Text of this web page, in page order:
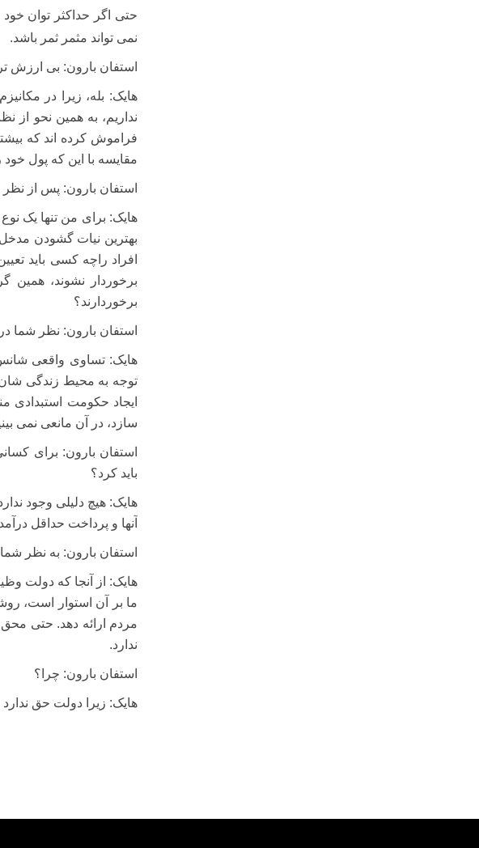
حتی اگر حداکثر توان
نمی تواند مثمر ثمر باشد.
استفان بارون: بی ارزش
هایک: بله، زیرا در
نداریم، به همین نحو از
فراموش کرده اند که
مقایسه با این که پول خود
استفان بارون: پس از
هایک: برای من تنها یک
بهترین نیات گشودن
افراد راچه کسی باید
برخوردار نشوند،
برخوردارند؟
استفان بارون: نظر شما
هایک: تساوی واقعی شانس
توجه به محیط زندگی شان
ایجاد حکومت استبدادی
سازد، در آن مانعی نمی
استفان بارون: برای
باید کرد؟
هایک: هیچ دلیلی وجود
آنها و پرداخت حداقل
استفان بارون: به نظر
هایک: از آنجا که دولت
ما بر آن استوار است،
مردم ارائه دهد. حتی محق
ندارد.
استفان بارون: چرا؟
هایک: زیرا دولت حق ندارد